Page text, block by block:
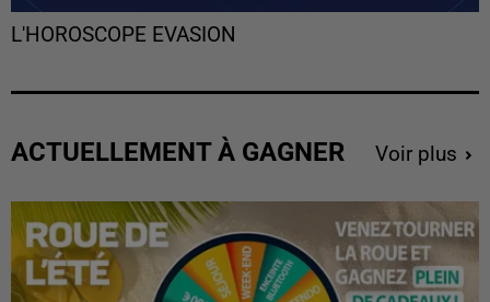
L'HOROSCOPE EVASION
ACTUELLEMENT À GAGNER Voir plus